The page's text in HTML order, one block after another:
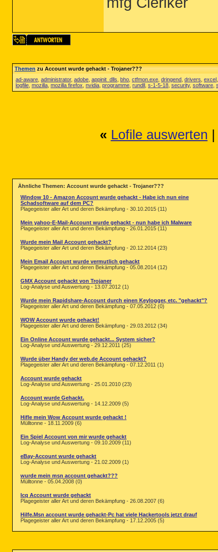
Themenzu Account wurde gehackt - Trojaner???
ad-aware administrator, adobe appinit_dlls bho ctfmon.exe dringend drivers excel
logfile mozilla mozilla firefox nvidia programme rundll s-1-5-18 security, software
« Lofile auswerten
Ähnliche Themen: Account wurde gehackt - Trojaner???
Window 10 - Amazon Account wurde gehackt - Habe ich nun eine
Schadsoftware auf dem PC?
Plagegeister aller Art und deren Bekämpfung - 30.10.2015 (11)
Mein yahoo-E-Mail-Account wurde gehackt - nun habe ich Malware
Plagegeister aller Art und deren Bekämpfung - 26.01.2015 (11)
Wurde mein Mail Account gehackt?
Plagegeister aller Art und deren Bekämpfung - 20.12.2014 (23)
Mein Email Account wurde vermutlich gehackt
Plagegeister aller Art und deren Bekämpfung - 05.08.2014 (12)
GMX Account gehackt von Trojaner
Log-Analyse und Auswertung - 13.07.2012 (1)
Wurde mein Rapidshare-Account durch einen Keylogger, etc. "gehackt"?
Plagegeister aller Art und deren Bekämpfung - 07.05.2012 (0)
WOW Account wurde gehackt!
Plagegeister aller Art und deren Bekämpfung - 29.03.2012 (34)
Ein Online Account wurde gehackt... System sicher?
Log-Analyse und Auswertung - 29.12.2011 (25)
Wurde über Handy der web.de Account gehackt?
Plagegeister aller Art und deren Bekämpfung - 07.12.2011 (1)
Account wurde gehackt
Log-Analyse und Auswertung - 25.01.2010 (23)
Account wurde Gehackt.
Log-Analyse und Auswertung - 14.12.2009 (5)
Hifle mein Wow Account wurde gehackt !
Mülltonne - 18.11.2009 (6)
Ein Spiel Account von mir wurde gehackt
Log-Analyse und Auswertung - 09.10.2009 (11)
eBay-Account wurde gehackt
Log-Analyse und Auswertung - 21.02.2009 (1)
wurde mein msn account gehackt???
Mülltonne - 05.04.2008 (0)
Icq Account wurde gehackt
Plagegeister aller Art und deren Bekämpfung - 26.08.2007 (6)
Hilfe.Msn account wurde gehackt-Pc hat viele Hackertools jetzt drauf
Plagegeister aller Art und deren Bekämpfung - 17.12.2005 (5)